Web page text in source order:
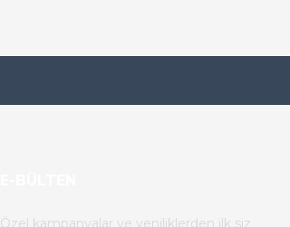
Özel kampanyalar ve yeniliklerden ilk siz